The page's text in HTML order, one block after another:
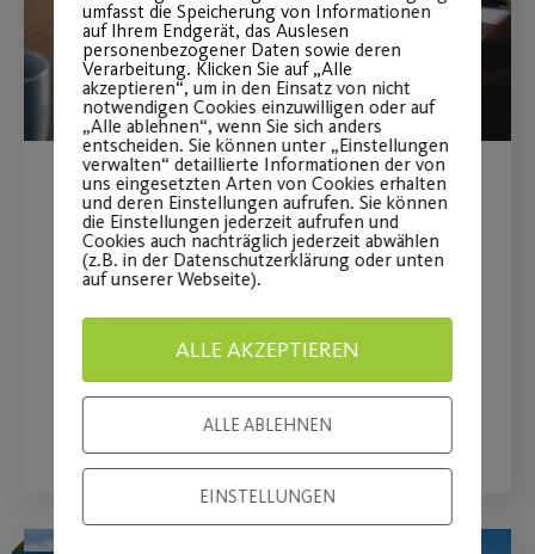
Umfrage “Kursangebote &
Fitlounge”
WEITERLESEN
umfasst die Speicherung von Informationen
auf Ihrem Endgerät, das Auslesen
personenbezogener Daten sowie deren
Verarbeitung. Klicken Sie auf „Alle
akzeptieren“, um in den Einsatz von nicht
notwendigen Cookies einzuwilligen oder auf
„Alle ablehnen“, wenn Sie sich anders
entscheiden. Sie können unter „Einstellungen
verwalten“ detaillierte Informationen der von
uns eingesetzten Arten von Cookies erhalten
und deren Einstellungen aufrufen. Sie können
die Einstellungen jederzeit aufrufen und
Cookies auch nachträglich jederzeit abwählen
(z.B. in der Datenschutzerklärung oder unten
auf unserer Webseite).
ALLE AKZEPTIEREN
ALLE ABLEHNEN
EINSTELLUNGEN